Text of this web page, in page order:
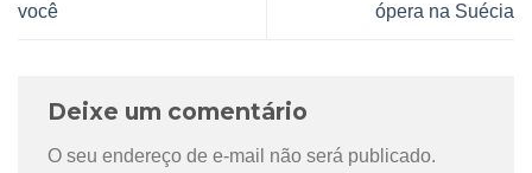
você
ópera na Suécia
Deixe um comentário
O seu endereço de e-mail não será publicado.